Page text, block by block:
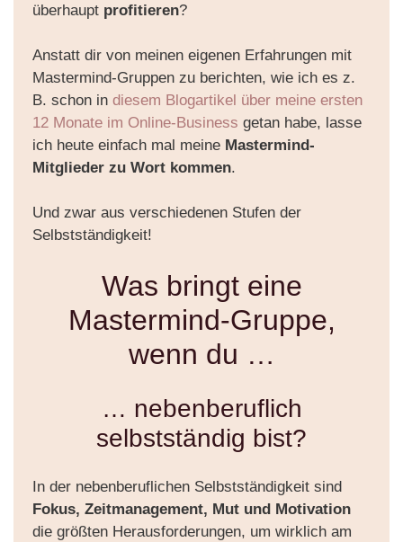
überhaupt profitieren?
Anstatt dir von meinen eigenen Erfahrungen mit
Mastermind-Gruppen zu berichten, wie ich es z.
B. schon indiesem Blogartikel über meine ersten
12 Monate im Online-Business getan habe, lasse
ich heute einfach mal meine Mastermind-
Mitglieder zu Wort kommen.
Und zwar aus verschiedenen Stufen der
Selbstständigkeit!
Was bringt eine
Mastermind-Gruppe,
wenn du …
… nebenberuflich
selbstständig bist?
In der nebenberuflichen Selbstständigkeit sind
Fokus, Zeitmanagement, Mut und Motivation
die größten Herausforderungen, um wirklich am